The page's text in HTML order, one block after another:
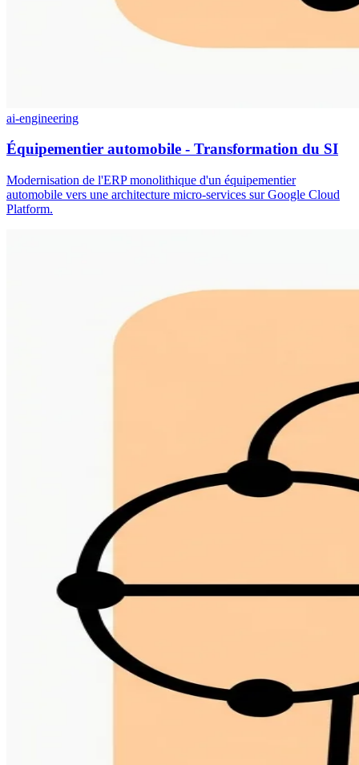
ai-engineering
Équipementier automobile - Transformation du SI
Modernisation de l'ERP monolithique d'un équipementier
automobile vers une architecture micro-services sur Google Cloud
Platform.